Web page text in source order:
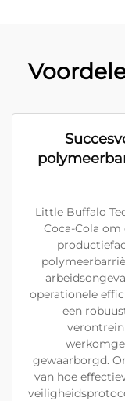
Little Buffalo
Coca-Cola
operationele
een
gewaarborgd.
van hoe